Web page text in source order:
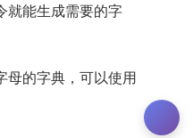
就能生成需要的字
母的字典，可以使用